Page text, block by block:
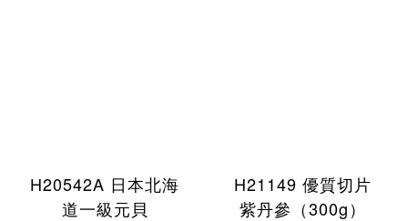
H20542A 日本北海
道一級元貝
H21149 優質切片
紫丹參（300g）